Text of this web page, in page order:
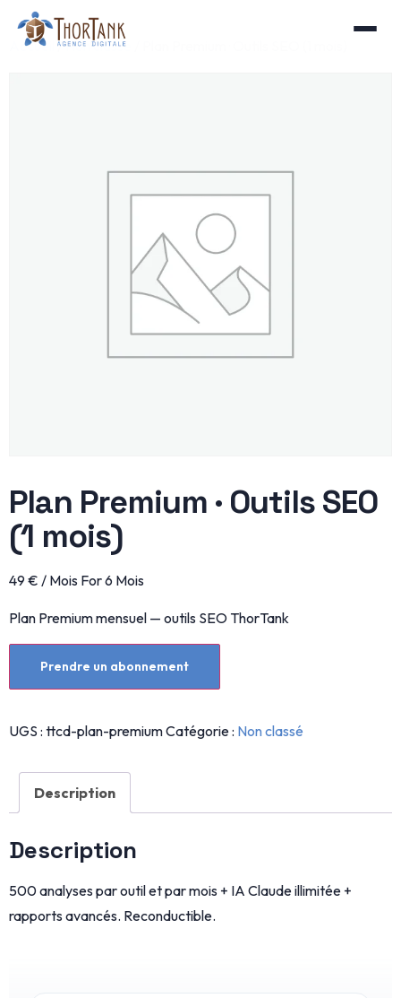
Accueil /Non classé
Plan Premium · Outils SEO
(1 mois)
49 € / Mois For 6 Mois
Plan Premium mensuel — outils SEO ThorTank
Prendre un abonnement
UGS : ttcd-plan-premiumCatégorie : Non classé
Description
Description
500 analyses par outil et par mois + IA Claude illimitée +
rapports avancés. Reconductible.